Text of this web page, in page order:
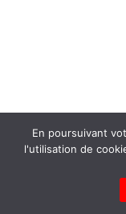
En poursuivant
l'utilisation de